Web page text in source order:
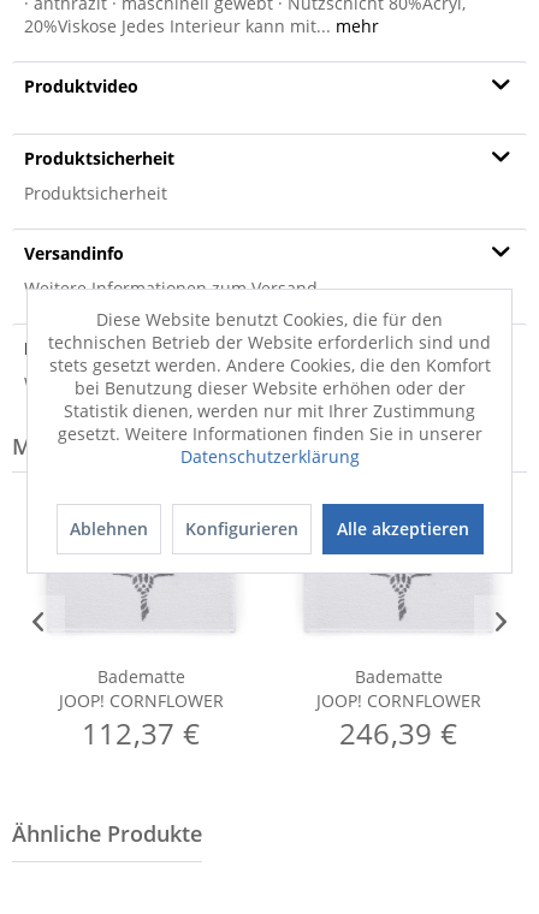
20%Viskose Jedes Interieur kann mit... mehr
Produktvideo
Produktsicherheit
Produktsicherheit
Versandinfo
Weitere Informationen zum Versand...
Hersteller
Weitere Informationen zum Hersteller...
Modell-Familie: CORNFLOWER
Badematte
JOOP! CORNFLOWER
112,37 €
Badematte
JOOP! CORNFLOWER
246,39 €
Diese Website benutzt Cookies, die für den
technischen Betrieb der Website erforderlich sind und
stets gesetzt werden. Andere Cookies, die den Komfort
bei Benutzung dieser Website erhöhen oder der
Statistik dienen, werden nur mit Ihrer Zustimmung
gesetzt. Weitere Informationen finden Sie in unserer
Datenschutzerklärung
Ablehnen Konfigurieren Alle akzeptieren